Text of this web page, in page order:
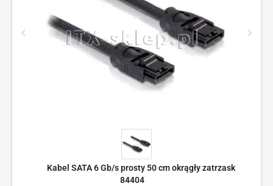
Kabel SATA 6 Gb/s prosty 50 cm okrągły zatrzask
84404